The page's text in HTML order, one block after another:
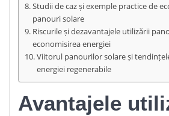
Studii de caz și exemple practice de
panouri solare
Riscurile și dezavantajele utilizării
economisirea energiei
Viitorul panourilor solare și
energiei regenerabile
Avantajele